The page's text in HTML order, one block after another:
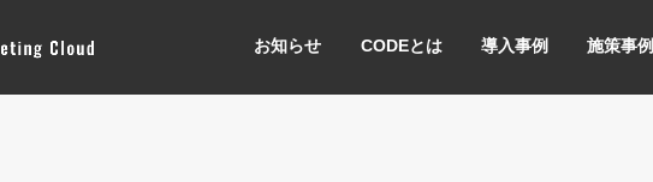
お知らせ CODEとは 導入事例 施策事例